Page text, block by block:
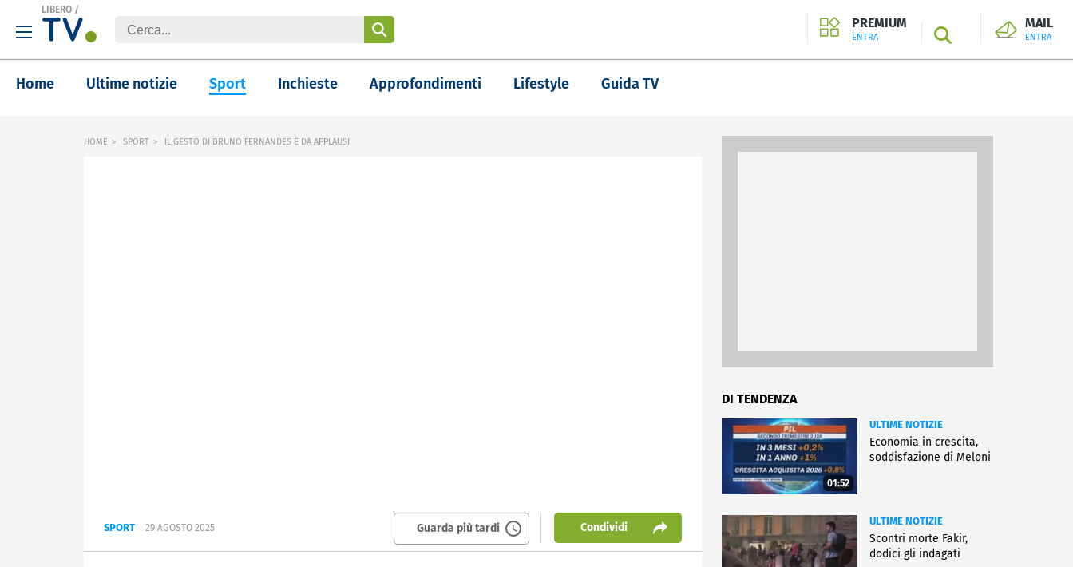
LIBERO /
PREMIUM
ENTRA SEARCH
MAIL
ENTRA
Home Ultime notizie Sport Inchieste Approfondimenti Lifestyle Guida TV
HOME SPORT IL GESTO DI BRUNO FERNANDES È DA APPLAUSI
SPORT 29 AGOSTO 2025 Guarda più tardi Condividi
DI TENDENZA
01:52
ULTIME NOTIZIE
Economia in crescita,
soddisfazione di Meloni
ULTIME NOTIZIE
Scontri morte Fakir,
dodici gli indagati